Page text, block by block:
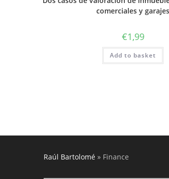
comerciales y garajes
€1,99
Add to basket
Raúl Bartolomé » Finance